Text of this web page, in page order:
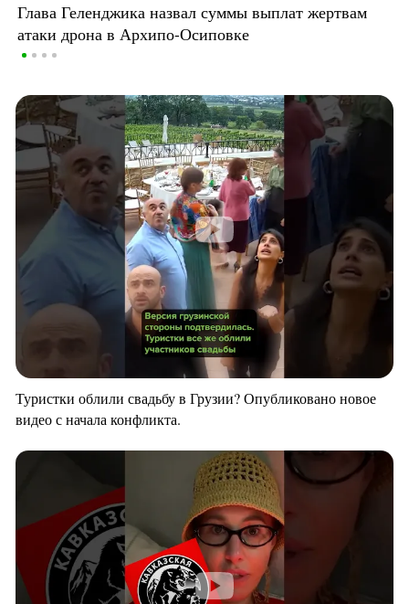
Глава Геленджика назвал суммы выплат жертвам
атаки дрона в Архипо-Осиповке
Туристки облили свадьбу в Грузии? Опубликовано новое
видео с начала конфликта.